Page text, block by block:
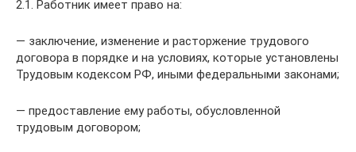
2.1. Работник имеет право на:
— заключение, изменение и расторжение трудового
договора в порядке и на условиях, которые установлены
Трудовым кодексом РФ, иными федеральными законами;
— предоставление ему работы, обусловленной
трудовым договором;